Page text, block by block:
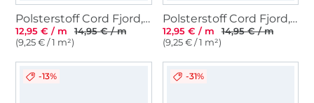
Polsterstoff Cord Fjord, hellbeige
12,95 € / m
14,95 € / m
(9,25 € / 1 m²)
Polsterstoff Cord Fjord, grün
12,95 € / m
14,95 € / m
(9,25 € / 1 m²)
-13% -31%